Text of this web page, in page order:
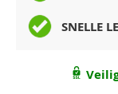
SNELLE